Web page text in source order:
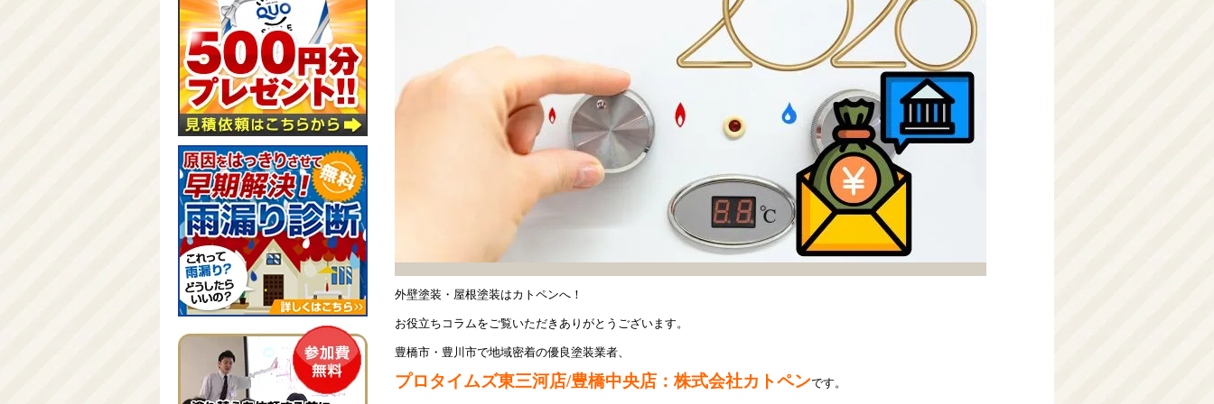
外壁塗装・屋根塗装はカトペンへ！
お役立ちコラムをご覧いただきありがとうございます。
豊橋市・豊川市で地域密着の優良塗装業者、
プロタイムズ東三河店/豊橋中央店：株式会社カトペンです。